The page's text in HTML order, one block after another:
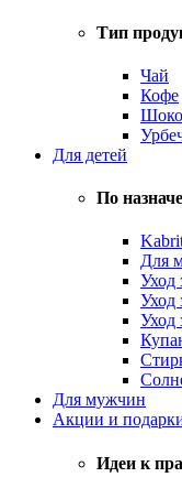
Тип
Чай
Кофе
Для детей
По
Для
Уход
Уход
Уход
Для мужчин
Акции и
Идеи к